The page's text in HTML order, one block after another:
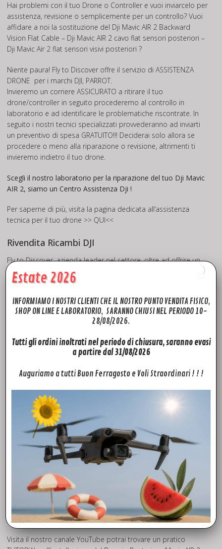
Hai problemi con il tuo Drone o Controller e vuoi inviarcelo per
assistenza, revisione o semplicemente per un controllo? Vuoi
affidare a noi la sostituzione del Dji Mavic AIR 2 Backward
Vision Flat Cable – Dji Mavic AIR 2 cavo flat sensori posteriori –
Dji Mavic Air 2 flat sensori visivi posteriori ?
Niente paura! Fly to Discover offre il servizio di ASSISTENZA
DRONE per i marchi DJI, PARROT.
Invieremo un corriere ASSICURATO a ritirare il tuo
drone/controller in seguito procederemo al controllo in
laboratorio e ad identificare le problematiche riscontrate. In
seguito i nostri tecnici specializzati provvederanno ad inviarti
un preventivo di spesa GRATUITO!!! Deciderai solo allora se
procedere o meno alla riparazione o revisione, altrimenti ti
invieremo indietro il tuo drone.
Scegli il nostro laboratorio per la riparazione del tuo Dji Mavic
AIR 2, siamo un Centro Assistenza Dji !
Per saperne di più, visita la pagina dedicata all’assistenza
tecnica per il tuo drone >> QUI<<
Rivendita Ricambi DJI
Fly to Discover, azienda leader nel settore, oltre ad offrire un
impeccabile servizio di assistenza tecnica drone per i marchi
più quotati del mercato, mette a disposizione una vasta
trovare in pronta consegna quindi disponibili da SUBITO con
spedizione in tutta Europa in 24h. Potrai trovare ricambi e
accessori ( Dji Mavic AIR 2 Backward Vision Flat Cable – Dji
Mavic AIR 2 cavo flat sensori posteriori – Dji Mavic Air 2 flat
sensori visivi posteriori) per i modelli: Phantom 3 pro-
advanced-standard, Phantom 4 Advanced, Phantom 4 pro.
Mavic pro, Mavic Mini, Mavic Mini 2, Mavic pro 2, Mavic 2 Zoom,
Mavic AIR. Spark, Inspire pro, Inspire 2. Quello che non troverai
sul sito, prova a chiedercelo, troveremo il modo per
soddisfare le tue richieste!
FTD Rivenditore Autorizzato Dji
Fly To Discover è il tuo è rivenditore Autorizzato Dji di fiducia.
Grazie all’esperienza maturata negli anni, siamo in grado di
offrirti la massima competenza e professionalità che
metteremo a tua disposizione a partire dalla scelta del
modello, chiarendoti molti aspetti sulla normativa, donandoti
nozioni di avvio al volo, curiosità operative, valide soluzioni dei
problemi tecnici e tutto quello che ti occorre per avvicinarti al
mondo dei droni Dji.
Visita il nostro canaleYouTubepotrai trovare un pratico
Estate 2026
INFORMIAMO I NOSTRI CLIENTI CHE IL NOSTRO PUNTO VENDITA FISICO,
SHOP ON LINE E LABORATORIO, SARANNO CHIUSI NEL PERIODO 10-
28/08/2026.
Tutti gli ordini inoltrati nel periodo di chiusura, saranno evasi
a partire dal 31/08/2026
Auguriamo a tutti Buon Ferragosto e Voli Straordinari ! ! !